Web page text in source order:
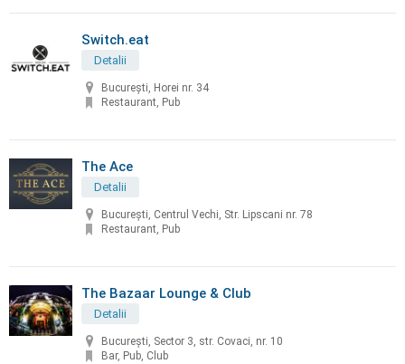
Switch.eat
Detalii
București, Horei nr. 34
Restaurant, Pub
The Ace
Detalii
București, Centrul Vechi, Str. Lipscani nr. 78
Restaurant, Pub
The Bazaar Lounge & Club
Detalii
București, Sector 3, str. Covaci, nr. 10
Bar, Pub, Club